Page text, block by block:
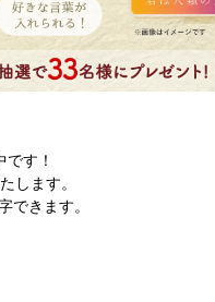
す！
します。
できます。